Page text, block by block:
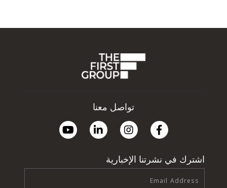
تواصل معنا
اشترك في نشرتنا الإخبارية